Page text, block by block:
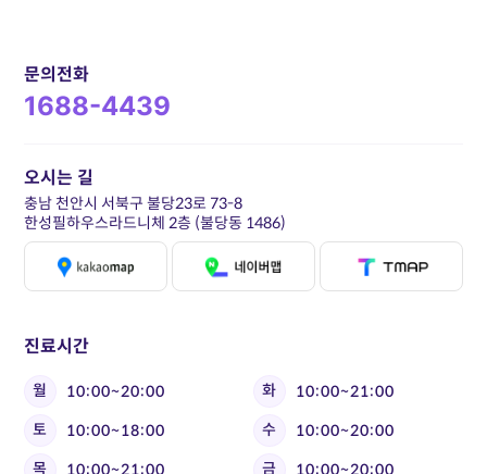
문의전화
1688-4439
진료시간
월 10:00~20:00 화
10:00~21:00
토
10:00~18:00 수
10:00~20:00
목
10:00~21:00 금 10:00~20:00
오시는 길
충남 천안시 서북구 불당23로 73-8
한성필하우스라드니체 2층 (불당동 1486)